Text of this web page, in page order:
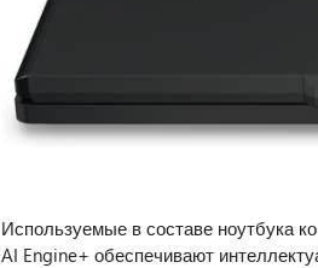
Используемые в составе ноутбука
AI Engine+ обеспечивают